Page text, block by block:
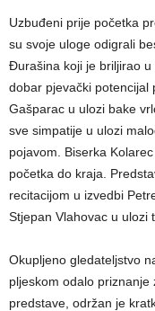
Uzbuđeni prije početka
su svoje uloge odigrali
Đurašina koji je briljirao
dobar pjevački potencijal
Gašparac u ulozi bake
sve simpatije u ulozi
pojavom. Biserka
početka do kraja.
recitacijom u izvedbi
Stjepan Vlahovac u ulozi
Okupljeno gledateljstvo
pljeskom odalo
predstave, održan je